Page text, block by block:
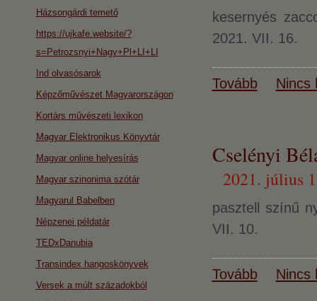
kesernyés
2021. VII. 16.
Tovább Nincs
Cselényi
2021. július
pasztell színű
VII. 10.
Tovább Nincs
Házsongárdi temető
https://ujkafe.website/?
s=Petrozsnyi+Nagy+Pl+LI+LI
Ind olvasósarok
Képzőművészet Magyarországon
Kortárs művészeti lexikon
Magyar Elektronikus Könyvtár
Magyar online helyesírás
Magyar szinonima szótár
Magyarul Babelben
Népzenei példatár
TEDxDanubia
Transindex hangoskönyvek
Versek a múlt századokból